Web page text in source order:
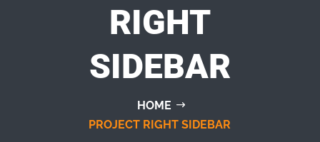
RIGHT
SIDEBAR
HOME
PROJECT RIGHT SIDEBAR